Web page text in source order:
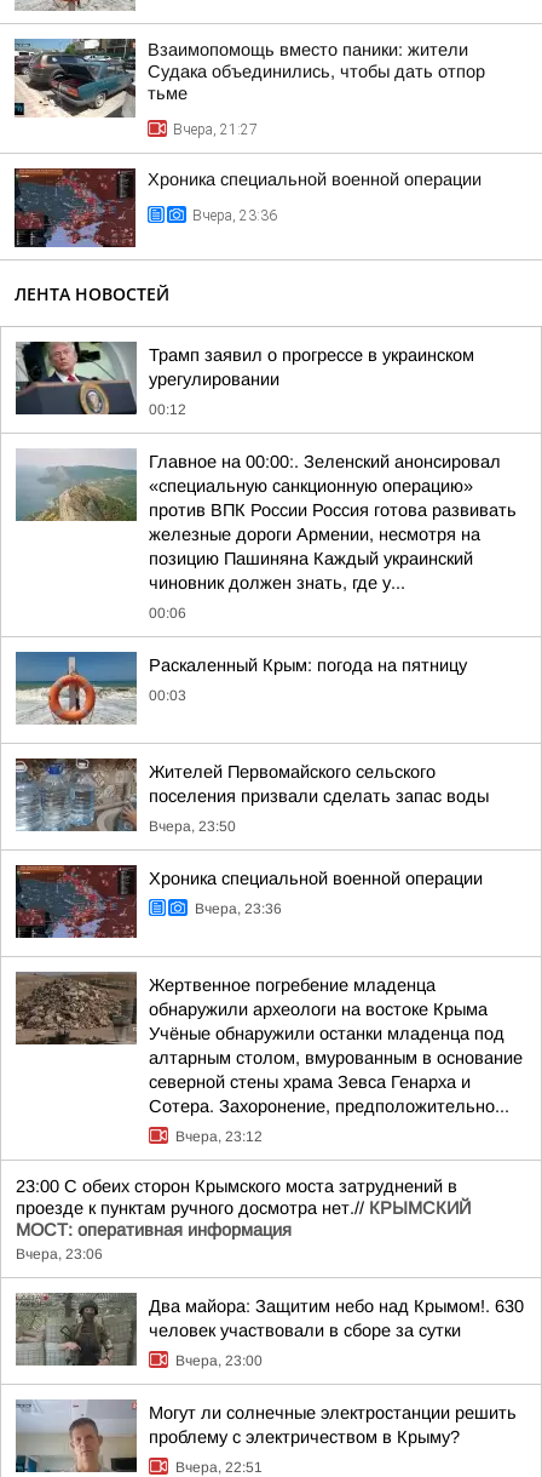
Взаимопомощь вместо паники: жители
Судака объединились, чтобы дать отпор
тьме
Вчера, 21:27
Хроника специальной военной операции
Вчера, 23:36
ЛЕНТА НОВОСТЕЙ
Трамп заявил о прогрессе в украинском
урегулировании
00:12
Главное на 00:00:. Зеленский анонсировал
«специальную санкционную операцию»
против ВПК России Россия готова развивать
железные дороги Армении, несмотря на
позицию Пашиняна Каждый украинский
чиновник должен знать, где у...
00:06
Раскаленный Крым: погода на пятницу
00:03
Жителей Первомайского сельского
поселения призвали сделать запас воды
Вчера, 23:50
Хроника специальной военной операции
Вчера, 23:36
Жертвенное погребение младенца
обнаружили археологи на востоке Крыма
Учёные обнаружили останки младенца под
алтарным столом, вмурованным в основание
северной стены храма Зевса Генарха и
Сотера. Захоронение, предположительно...
Вчера, 23:12
23:00 С обеих сторон Крымского моста затруднений в
проезде к пунктам ручного досмотра нет.// КРЫМСКИЙ
МОСТ: оперативная информация
Вчера, 23:06
Два майора: Защитим небо над Крымом!. 630
человек участвовали в сборе за сутки
Вчера, 23:00
Могут ли солнечные электростанции решить
проблему с электричеством в Крыму?
Вчера, 22:51